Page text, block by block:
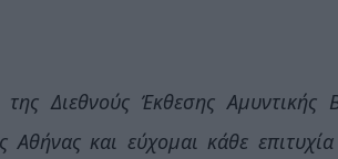
Διεθνούς Έκθεσης Αμυντικής
Αθήνας και εύχομαι κάθε